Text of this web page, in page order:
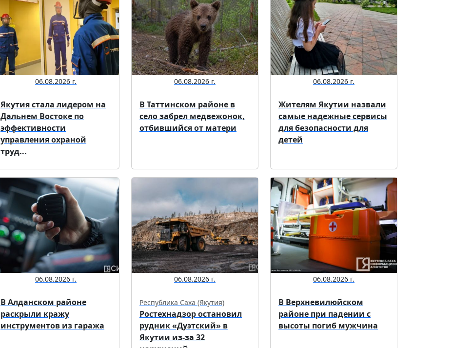
06.08.2026 г.
Якутия стала лидером на
Дальнем Востоке по
эффективности
управления охраной
труд...
06.08.2026 г.
В Таттинском районе в
село забрел медвежонок,
отбившийся от матери
06.08.2026 г.
Жителям Якутии назвали
самые надежные сервисы
для безопасности для
детей
06.08.2026 г.
В Алданском районе
раскрыли кражу
инструментов из гаража
06.08.2026 г.
Республика Саха (Якутия)
Ростехнадзор остановил
рудник «Дуэтский» в
Якутии из-за 32
06.08.2026 г.
В Верхневилюйском
районе при падении с
высоты погиб мужчина